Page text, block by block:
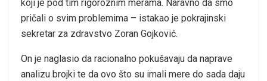
koji je pod tim rigoroznim merama. Naravno da smo
pričali o svim problemima – istakao je pokrajinski
sekretar za zdravstvo Zoran Gojković.
On je naglasio da racionalno pokušavaju da naprave
analizu brojki te da ovo što su imali mere do sada daju